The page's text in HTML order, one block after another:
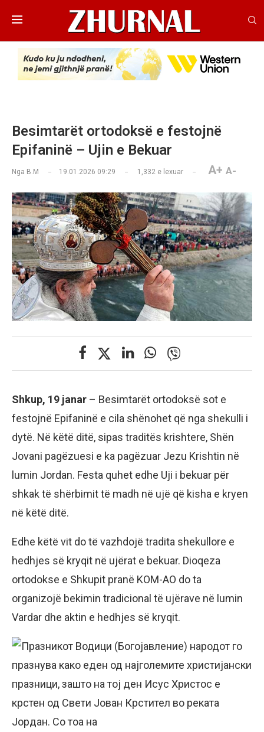
Besimtarët ortodoksë e festojnë
Epifaninë – Ujin e Bekuar
Nga B.M 19.01.2026 09:29 1,332 e lexuar A+ A-
Shkup, 19 janar – Besimtarët ortodoksë sot e
festojnë Epifaninë e cila shënohet që nga shekulli i
dytë. Në këtë ditë, sipas traditës krishtere, Shën
Jovani pagëzuesi e ka pagëzuar Jezu Krishtin në
lumin Jordan. Festa quhet edhe Uji i bekuar për
shkak të shërbimit të madh në ujë që kisha e kryen
në këtë ditë.
Edhe këtë vit do të vazhdojë tradita shekullore e
hedhjes së kryqit në ujërat e bekuar. Dioqeza
ortodokse e Shkupit pranë KOM-AO do ta
organizojë bekimin tradicional të ujërave në lumin
Vardar dhe aktin e hedhjes së kryqit.